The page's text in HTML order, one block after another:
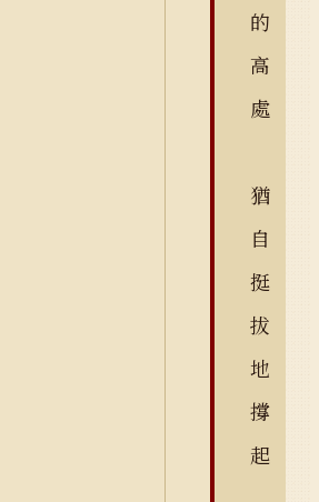
的
高
處
猶
自
挺
拔
地
撐
起